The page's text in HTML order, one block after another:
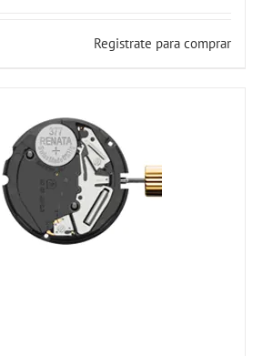
Registrate para comprar